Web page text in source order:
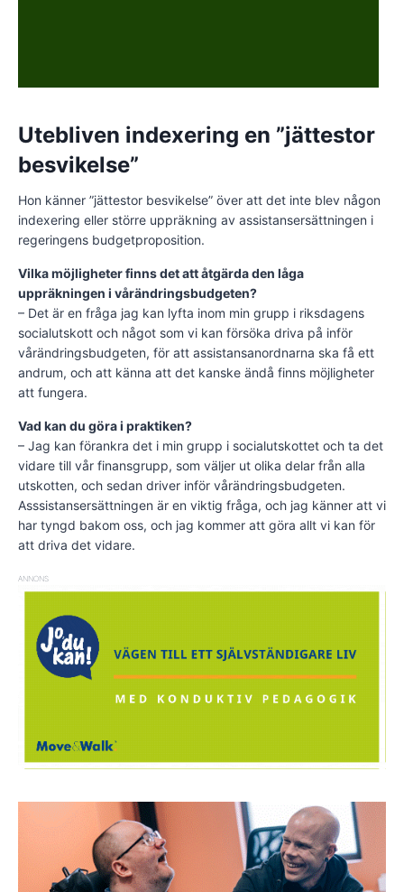
Utebliven indexering en ”jättestor
besvikelse”
Hon känner ”jättestor besvikelse” över att det inte blev någon
indexering eller större uppräkning av assistansersättningen i
regeringens budgetproposition.
Vilka möjligheter finns det att åtgärda den låga
uppräkningen i vårändringsbudgeten?
– Det är en fråga jag kan lyfta inom min grupp i riksdagens
socialutskott och något som vi kan försöka driva på inför
vårändringsbudgeten, för att assistansanordnarna ska få ett
andrum, och att känna att det kanske ändå finns möjligheter
att fungera.
Vad kan du göra i praktiken?
– Jag kan förankra det i min grupp i socialutskottet och ta det
vidare till vår finansgrupp, som väljer ut olika delar från alla
utskotten, och sedan driver inför vårändringsbudgeten.
Asssistansersättningen är en viktig fråga, och jag känner att vi
har tyngd bakom oss, och jag kommer att göra allt vi kan för
att driva det vidare.
ANNONS